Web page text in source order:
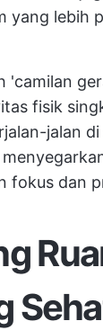
yang lebih
'camilan
fisik
jalan
fokus dan